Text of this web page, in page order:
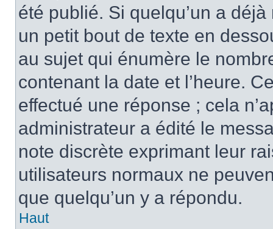
été publié. Si quelqu’un a
un petit bout de texte en
au sujet qui énumère le
contenant la date et l’heure.
effectué une réponse ; cela
administrateur a édité le
note discrète exprimant leur
utilisateurs normaux ne
que quelqu’un y a répondu.
Haut